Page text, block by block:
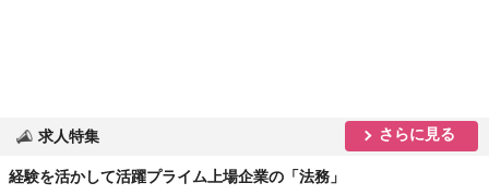
求人特集 さらに見る
経験を活かして活躍プライム上場企業の「法務」